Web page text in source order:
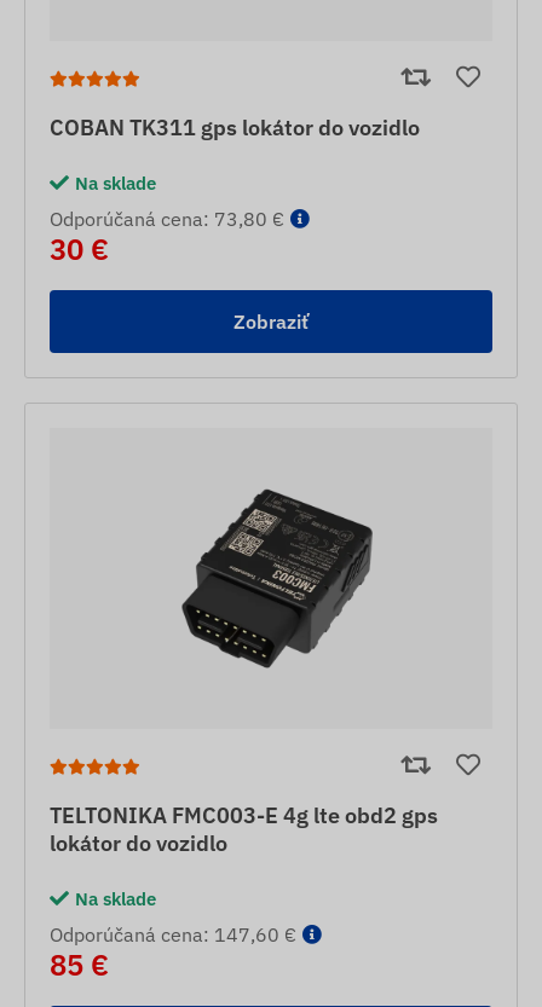
COBAN TK311 gps lokátor do vozidlo
Na sklade
Odporúčaná cena: 73,80 €
30 €
Zobraziť
TELTONIKA FMC003-E 4g lte obd2 gps
lokátor do vozidlo
Na sklade
Odporúčaná cena: 147,60 €
85 €